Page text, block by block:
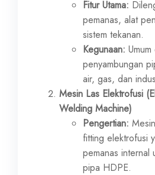
Fitur Utama:
pemanas, alat
sistem tekanan.
Kegunaan:
penyambungan
air, gas, dan
Mesin Las Elektrofusi
Welding Machine)
Pengertian:
fitting elektrofusi
pemanas internal
pipa HDPE.